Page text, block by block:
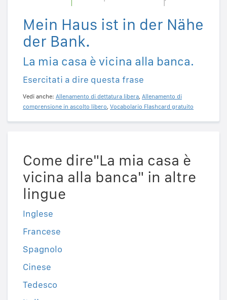
Mein Haus ist in der Nähe
der Bank.
La mia casa è vicina alla banca.
Esercitati a dire questa frase
Vedi anche: Allenamento di dettatura libera, Allenamento di
comprensione in ascolto libero, Vocabolario Flashcard gratuito
Come dire"La mia casa è
vicina alla banca" in altre
lingue
Inglese
Francese
Spagnolo
Cinese
Tedesco